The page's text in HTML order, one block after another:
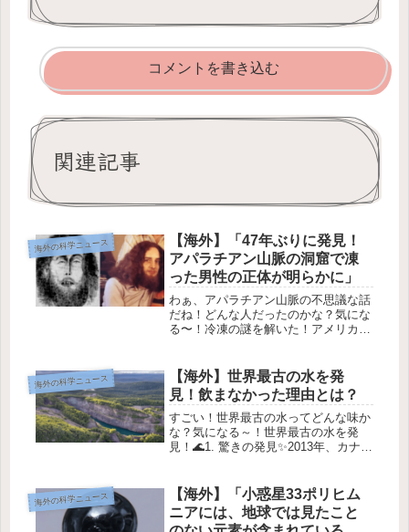
コメントを書き込む
関連記事
海外の科学ニュース
【海外】「47年ぶりに発見！
アパラチアン山脈の洞窟で凍
った男性の正体が明らかに」
わぁ、アパラチアン山脈の不思議な話
だね！どんな人だったのかな？気にな
る〜！冷凍の謎を解いた！アメリカで
ア州にあるアパラチアン・トレイル
で、二人のハイカーが冷凍状態の...
海外の科学ニュース
【海外】世界最古の水を発
見！飲まなかった理由とは？
すごい！世界最古の水ってどんな味か
な？気になる～！世界最古の水を発
見！🌊1. 驚きの発見✨2013年、カナダ
は、地表から約3キロ地下に隠れてい
て、なんと26億年前から封印さ...
海外の科学ニュース
【海外】「小惑星33ポリヒム
ニアには、地球では見たこと